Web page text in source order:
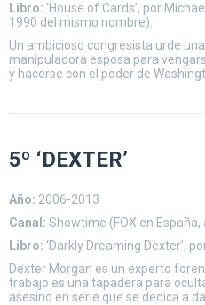
Libro: ‘House of Cards’, por
1990 del mismo nombre).
Un ambicioso congresista urde
manipuladora esposa para
y hacerse con el poder de
5º ‘DEXTER’
Año: 2006-2013
Canal: Showtime (FOX en
Libro: ‘Darkly Dreaming Dexter’,
Dexter Morgan es un experto
trabajo es una tapadera para
asesino en serie que se dedica a